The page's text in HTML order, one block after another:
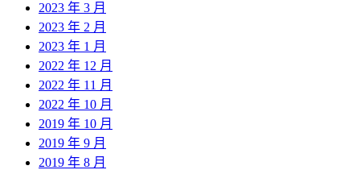
2023 年 3 月
2023 年 2 月
2023 年 1 月
2022 年 12 月
2022 年 11 月
2022 年 10 月
2019 年 10 月
2019 年 9 月
2019 年 8 月